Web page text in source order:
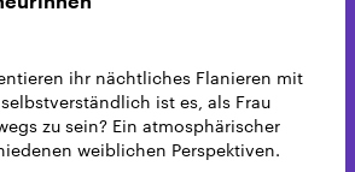
ihr nächtliches Flanieren mit
ist es, als Frau
zu sein? Ein atmosphärischer
weiblichen Perspektiven.